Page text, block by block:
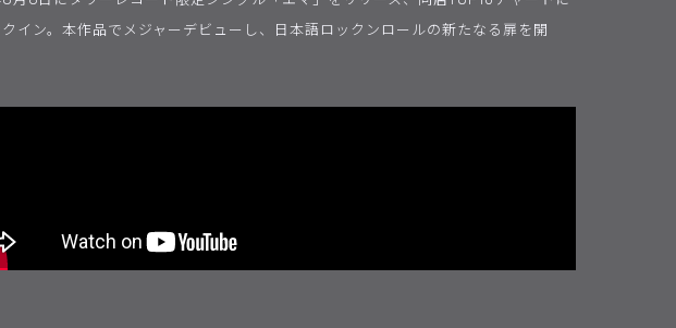
クイン。本作品でメジャーデビューし、日本語ロックンロールの新たなる扉を開